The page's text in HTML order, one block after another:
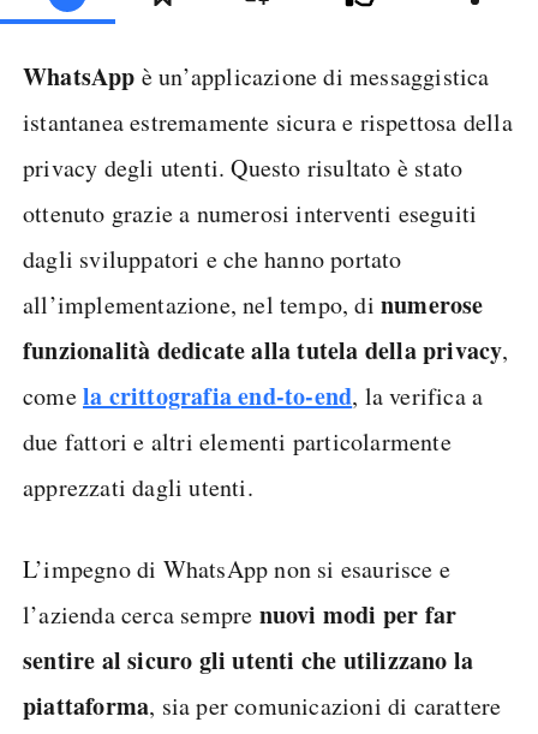
WhatsApp è un’applicazione di messaggistica
istantanea estremamente sicura e rispettosa della
privacy degli utenti. Questo risultato è stato
ottenuto grazie a numerosi interventi eseguiti
dagli sviluppatori e che hanno portato
all’implementazione, nel tempo, di numerose
funzionalità dedicate alla tutela della privacy,
comela crittografia end-to-end, la verifica a
due fattori e altri elementi particolarmente
apprezzati dagli utenti.
L’impegno di WhatsApp non si esaurisce e
l’azienda cerca sempre nuovi modi per far
sentire al sicuro gli utenti che utilizzano la
piattaforma, sia per comunicazioni di carattere